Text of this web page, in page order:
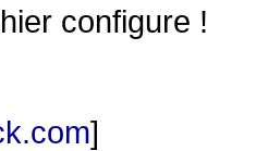
configure !
]